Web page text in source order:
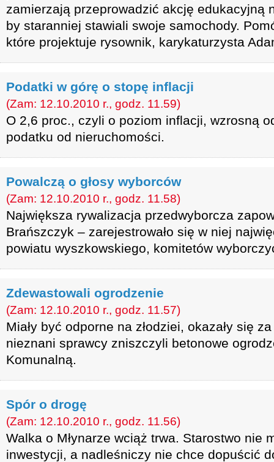
zamierzają przeprowadzić akcję edukacyjną
by staranniej stawiali swoje samochody.
które projektuje rysownik, karykaturzysta
Podatki w górę o stopę inflacji
(Zam: 12.10.2010 r., godz. 11.59)
O 2,6 proc., czyli o poziom inflacji, wzrosną
podatku od nieruchomości.
Powalczą o głosy wyborców
(Zam: 12.10.2010 r., godz. 11.58)
Największa rywalizacja przedwyborcza
Brańszczyk – zarejestrowało się w niej
powiatu wyszkowskiego, komitetów
Zdewastowali ogrodzenie
(Zam: 12.10.2010 r., godz. 11.57)
Miały być odporne na złodziei, okazały się
nieznani sprawcy zniszczyli betonowe
Komunalną.
Spór o drogę
(Zam: 12.10.2010 r., godz. 11.56)
Walka o Młynarze wciąż trwa. Starostwo nie
inwestycji, a nadleśniczy nie chce dopuścić